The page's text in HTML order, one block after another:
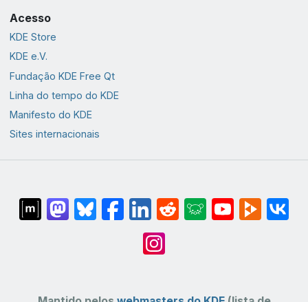
Acesso
KDE Store
KDE e.V.
Fundação KDE Free Qt
Linha do tempo do KDE
Manifesto do KDE
Sites internacionais